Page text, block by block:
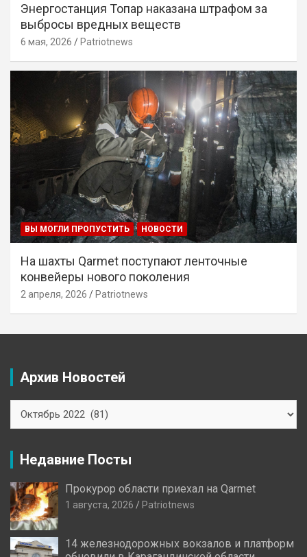
Энергостанция Топар наказана штрафом за
выбросы вредных веществ
6 мая, 2026 Patriotnews
ВЫ МОГЛИ ПРОПУСТИТЬ НОВОСТИ
На шахты Qarmet поступают ленточные
конвейеры нового поколения
2 апреля, 2026 Patriotnews
Архив Новостей
Новостей
Недавние Посты
Прокурор области приехал на Qarmet
1 августа, 2026 Patriotnews
14 железнодорожных вокзалов и платформ